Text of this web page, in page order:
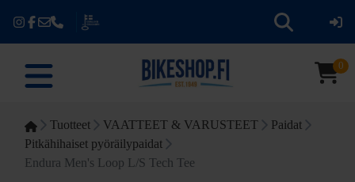
0
Tuotteet VAATTEET & VARUSTEET
Paidat
Pitkähihaiset pyöräilypaidat
Endura Men's Loop L/S Tech Tee